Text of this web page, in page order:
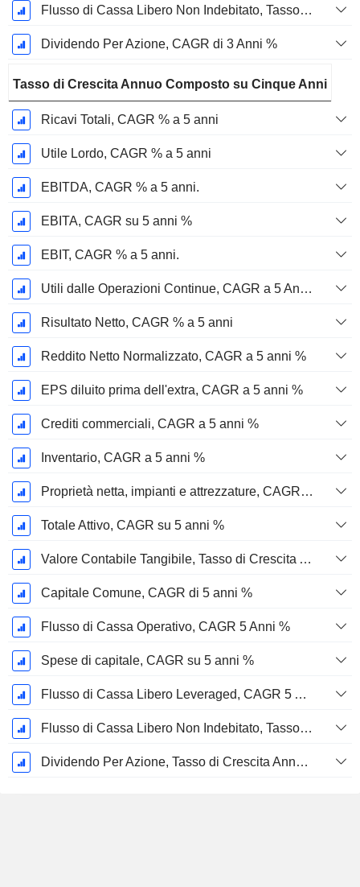
Flusso di Cassa Libero Non Indebitato, Tasso di Crescita Annuo Composto su 3 Anni %
Dividendo Per Azione, CAGR di 3 Anni %
Tasso di Crescita Annuo Composto su Cinque Anni
Ricavi Totali, CAGR % a 5 anni
Utile Lordo, CAGR % a 5 anni
EBITDA, CAGR % a 5 anni.
EBITA, CAGR su 5 anni %
EBIT, CAGR % a 5 anni.
Utili dalle Operazioni Continue, CAGR a 5 Anni %
Risultato Netto, CAGR % a 5 anni
Reddito Netto Normalizzato, CAGR a 5 anni %
EPS diluito prima dell'extra, CAGR a 5 anni %
Crediti commerciali, CAGR a 5 anni %
Inventario, CAGR a 5 anni %
Proprietà netta, impianti e attrezzature, CAGR a 5 anni %
Totale Attivo, CAGR su 5 anni %
Valore Contabile Tangibile, Tasso di Crescita Annuo Composto a 5 Anni %
Capitale Comune, CAGR di 5 anni %
Flusso di Cassa Operativo, CAGR 5 Anni %
Spese di capitale, CAGR su 5 anni %
Flusso di Cassa Libero Leveraged, CAGR 5 Anni %
Flusso di Cassa Libero Non Indebitato, Tasso di Crescita Annuo Composto su 5 Anni %
Dividendo Per Azione, Tasso di Crescita Annuo Composto a 5 Anni %